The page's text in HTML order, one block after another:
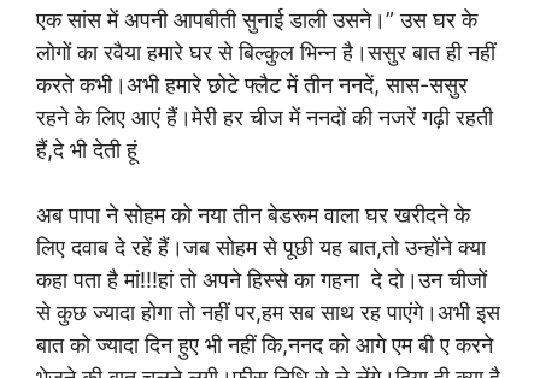
एक सांस में अपनी आपबीती सुनाई डाली उसने।” उस घर के
लोगों का रवैया हमारे घर से बिल्कुल भिन्न है।ससुर बात ही नहीं
करते कभी।अभी हमारे छोटे फ्लैट में तीन ननदें, सास-ससुर
रहने के लिए आएं हैं।मेरी हर चीज में ननदों की नजरें गढ़ी रहती
हैं,दे भी देती हूं
अब पापा ने सोहम को नया तीन‌ बेडरूम वाला घर खरीदने के
लिए दवाब दे रहें हैं।जब सोहम से पूछी यह बात,तो उन्होंने क्या
कहा पता है मां!!!हां तो अपने हिस्से का गहना दे दो।उन चीजों
से कुछ ज्यादा होगा तो नहीं पर,हम सब साथ रह पाएंगे।अभी इस
बात को ज्यादा दिन हुए भी नहीं कि,ननद को आगे एम बी ए करने